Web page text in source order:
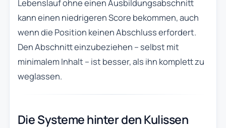
Lebenslauf ohne einen Ausbildungsabschnitt
kann einen niedrigeren Score bekommen, auch
wenn die Position keinen Abschluss erfordert.
Den Abschnitt einzubeziehen – selbst mit
minimalem Inhalt – ist besser, als ihn komplett zu
weglassen.
Die Systeme hinter den Kulissen